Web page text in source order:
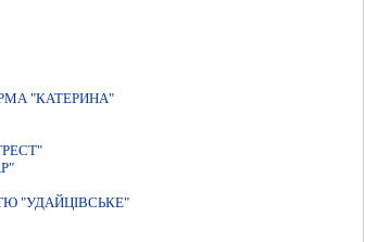
"КАТЕРИНА"
"УДАЙЦІВСЬКЕ"